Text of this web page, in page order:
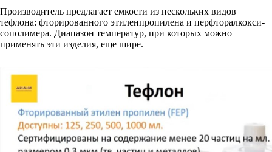
Производитель предлагает емкости из нескольких видов
тефлона: фторированного этиленпропилена и перфторалкокси-
сополимера. Диапазон температур, при которых можно
применять эти изделия, еще шире.